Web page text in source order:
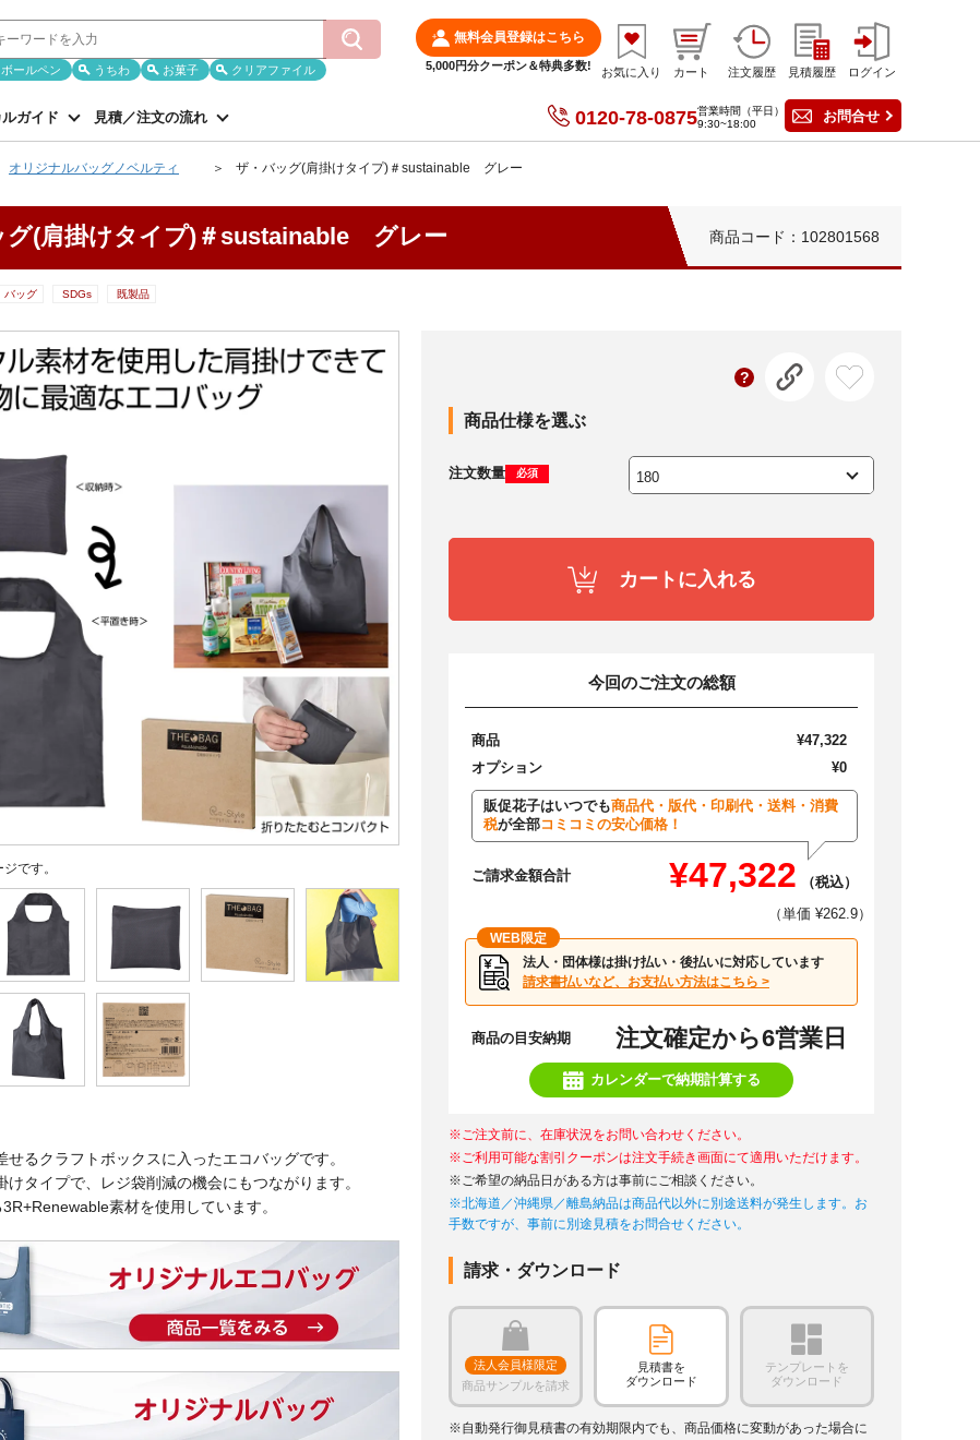
ボールペン うちわ お菓子 クリアファイル
無料会員登録はこちら
5,000円分クーポン＆特典多数! お気に入り カート 注文履歴 見積履歴 ログイン
ガイド 見積／注文の流れ 0120-78-0875営業時間（平日）
9:30~18:00
お問合せ
オリジナルバッグノベルティ ザ・バッグ(肩掛けタイプ)＃sustainable グレー
グ(肩掛けタイプ)＃sustainable グレー 商品コード：102801568
バッグ SDGs 既製品
です。
せるクラフトボックスに入ったエコバッグです。
けタイプで、レジ袋削減の機会にもつながります。
素材を使用しています。
商品仕様を選ぶ
注文数量 必須
カートに入れる
今回のご注文の総額
商品
¥47,322
オプション
¥0
販促花子はいつでも商品代・版代・印刷代・送料・消費
税が全部コミコミの安心価格！
ご請求金額合計 ¥47,322
（税込）
（単価 ¥262.9）
WEB限定
法人・団体様は掛け払い・後払いに対応しています
請求書払いなど、お支払い方法はこちら >
商品の目安納期 注文確定から6営業日
カレンダーで納期計算する
※ご注文前に、在庫状況をお問い合わせください。
※ご利用可能な割引クーポンは注文手続き画面にて適用いただけます。
※ご希望の納品日がある方は事前にご相談ください。
※北海道／沖縄県／離島納品は商品代以外に別途送料が発生します。お
手数ですが、事前に別途見積をお問合せください。
請求・ダウンロード
法人会員様限定
商品サンプルを請求
見積書を
ダウンロード
テンプレートを
ダウンロード
※自動発行御見積書の有効期限内でも、商品価格に変動があった場合に